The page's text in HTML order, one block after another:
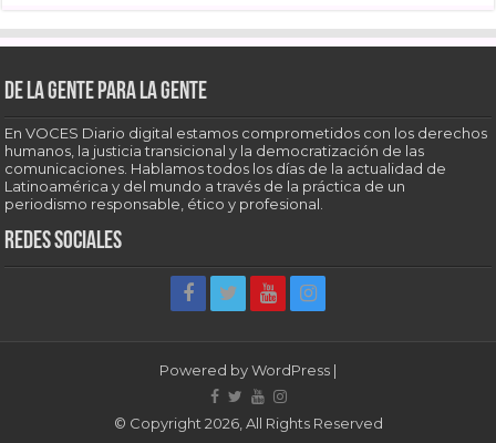
De la gente para la gente
En VOCES Diario digital estamos comprometidos con los derechos
humanos, la justicia transicional y la democratización de las
comunicaciones. Hablamos todos los días de la actualidad de
Latinoamérica y del mundo a través de la práctica de un
periodismo responsable, ético y profesional.
Redes sociales
Powered byWordPress |
© Copyright 2026, All Rights Reserved